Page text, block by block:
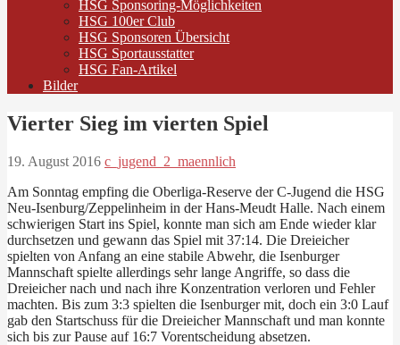
HSG Sponsoring-Möglichkeiten
HSG 100er Club
HSG Sponsoren Übersicht
HSG Sportausstatter
HSG Fan-Artikel
Bilder
Vierter Sieg im vierten Spiel
19. August 2016 c_jugend_2_maennlich
Am Sonntag empfing die Oberliga-Reserve der C-Jugend die HSG
Neu-Isenburg/Zeppelinheim in der Hans-Meudt Halle. Nach einem
schwierigen Start ins Spiel, konnte man sich am Ende wieder klar
durchsetzen und gewann das Spiel mit 37:14. Die Dreieicher
spielten von Anfang an eine stabile Abwehr, die Isenburger
Mannschaft spielte allerdings sehr lange Angriffe, so dass die
Dreieicher nach und nach ihre Konzentration verloren und Fehler
machten. Bis zum 3:3 spielten die Isenburger mit, doch ein 3:0 Lauf
gab den Startschuss für die Dreieicher Mannschaft und man konnte
sich bis zur Pause auf 16:7 Vorentscheidung absetzen.